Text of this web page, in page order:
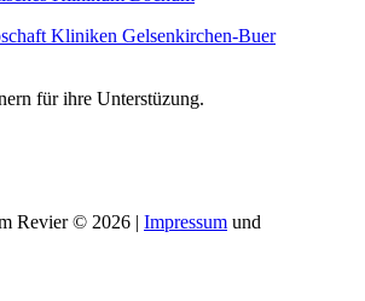
für ihre Unterstüzung.
Revier © 2026 | Impressum und